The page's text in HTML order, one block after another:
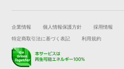
企業情報 個人情報保護方針 採用情報
特定商取引法に基づく表記 利用規約